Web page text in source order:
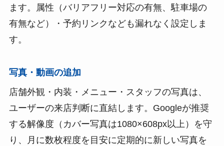
ます。属性（バリアフリー対応の有無、駐車場の
有無など）・予約リンクなども漏れなく設定しま
す。
写真・動画の追加
店舗外観・内装・メニュー・スタッフの写真は、
ユーザーの来店判断に直結します。Googleが推奨
する解像度（カバー写真は1080×608px以上）を守
り、月に数枚程度を目安に定期的に新しい写真を